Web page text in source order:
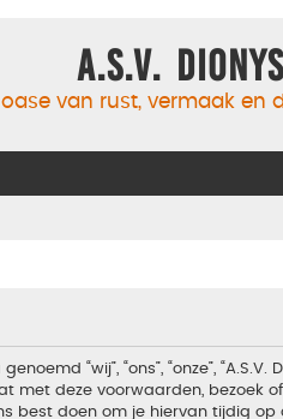
A.S.V.
van rust, vermaak
“wij”, “ons”, “onze”,
deze voorwaarden, bezoek
best doen om je hiervan tijdig